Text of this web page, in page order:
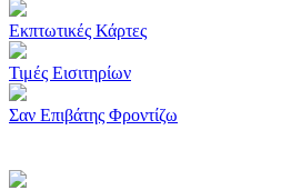
Εκπτωτικές Κάρτες
Τιμές Εισιτηρίων
Σαν Επιβάτης Φροντίζω